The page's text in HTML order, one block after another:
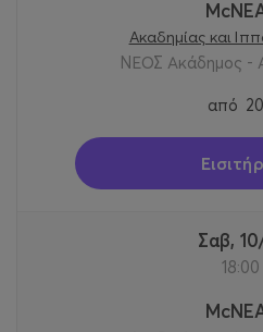
Ακαδημίας και
ΝΕΟΣ Ακάδημος -
από
Σαβ,
18:00